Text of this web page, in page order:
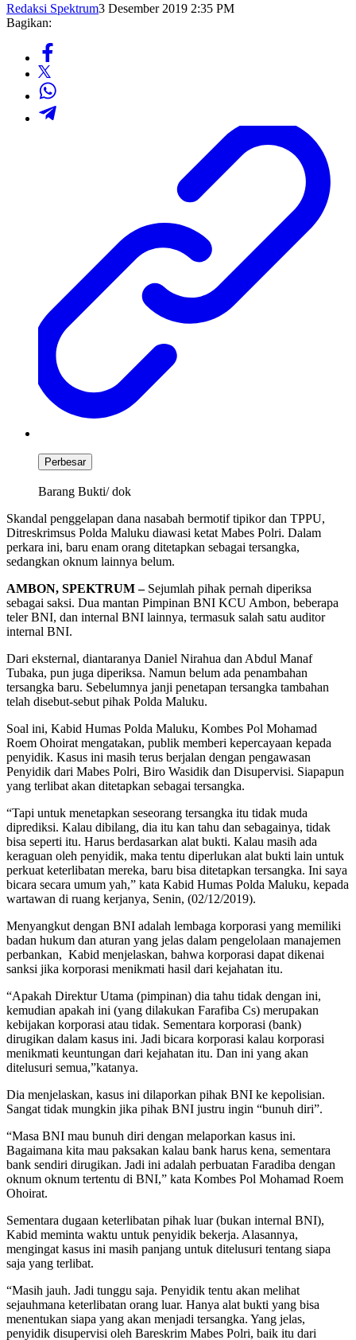
Redaksi Spektrum3 Desember 2019 2:35 PM
Bagikan:
Perbesar
Barang Bukti/ dok
Skandal penggelapan dana nasabah bermotif tipikor dan TPPU,
Ditreskrimsus Polda Maluku diawasi ketat Mabes Polri. Dalam
perkara ini, baru enam orang ditetapkan sebagai tersangka,
sedangkan oknum lainnya belum.
AMBON, SPEKTRUM –Sejumlah pihak pernah diperiksa
sebagai saksi. Dua mantan Pimpinan BNI KCU Ambon, beberapa
teler BNI, dan internal BNI lainnya, termasuk salah satu auditor
internal BNI.
Dari eksternal, diantaranya Daniel Nirahua dan Abdul Manaf
Tubaka, pun juga diperiksa. Namun belum ada penambahan
tersangka baru. Sebelumnya janji penetapan tersangka tambahan
telah disebut-sebut pihak Polda Maluku.
Soal ini, Kabid Humas Polda Maluku, Kombes Pol Mohamad
Roem Ohoirat mengatakan, publik memberi kepercayaan kepada
penyidik. Kasus ini masih terus berjalan dengan pengawasan
Penyidik dari Mabes Polri, Biro Wasidik dan Disupervisi. Siapapun
yang terlibat akan ditetapkan sebagai tersangka.
“Tapi untuk menetapkan seseorang tersangka itu tidak muda
diprediksi. Kalau dibilang, dia itu kan tahu dan sebagainya, tidak
bisa seperti itu. Harus berdasarkan alat bukti. Kalau masih ada
keraguan oleh penyidik, maka tentu diperlukan alat bukti lain untuk
perkuat keterlibatan mereka, baru bisa ditetapkan tersangka. Ini saya
bicara secara umum yah,” kata Kabid Humas Polda Maluku, kepada
wartawan di ruang kerjanya, Senin, (02/12/2019).
Menyangkut dengan BNI adalah lembaga korporasi yang memiliki
badan hukum dan aturan yang jelas dalam pengelolaan manajemen
perbankan, Kabid menjelaskan, bahwa korporasi dapat dikenai
sanksi jika korporasi menikmati hasil dari kejahatan itu.
“Apakah Direktur Utama (pimpinan) dia tahu tidak dengan ini,
kemudian apakah ini (yang dilakukan Farafiba Cs) merupakan
kebijakan korporasi atau tidak. Sementara korporasi (bank)
dirugikan dalam kasus ini. Jadi bicara korporasi kalau korporasi
menikmati keuntungan dari kejahatan itu. Dan ini yang akan
ditelusuri semua,”katanya.
Dia menjelaskan, kasus ini dilaporkan pihak BNI ke kepolisian.
Sangat tidak mungkin jika pihak BNI justru ingin “bunuh diri”.
“Masa BNI mau bunuh diri dengan melaporkan kasus ini.
Bagaimana kita mau paksakan kalau bank harus kena, sementara
bank sendiri dirugikan. Jadi ini adalah perbuatan Faradiba dengan
oknum oknum tertentu di BNI,” kata Kombes Pol Mohamad Roem
Ohoirat.
Sementara dugaan keterlibatan pihak luar (bukan internal BNI),
Kabid meminta waktu untuk penyidik bekerja. Alasannya,
mengingat kasus ini masih panjang untuk ditelusuri tentang siapa
saja yang terlibat.
“Masih jauh. Jadi tunggu saja. Penyidik tentu akan melihat
sejauhmana keterlibatan orang luar. Hanya alat bukti yang bisa
menentukan siapa yang akan menjadi tersangka. Yang jelas,
penyidik disupervisi oleh Bareskrim Mabes Polri, baik itu dari